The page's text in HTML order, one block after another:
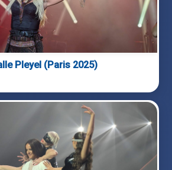
Pleyel (Paris 2025)